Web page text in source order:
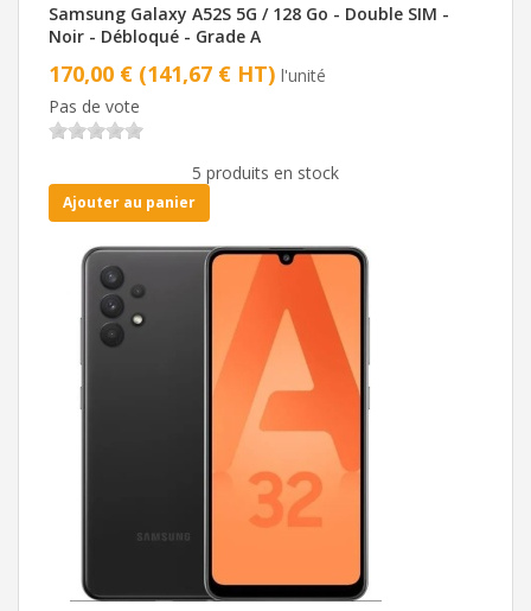
Samsung Galaxy A52S 5G / 128 Go - Double SIM -
Noir - Débloqué - Grade A
170,00 € (141,67 € HT) l'unité
Pas de vote
5 produits en stock
Ajouter au panier